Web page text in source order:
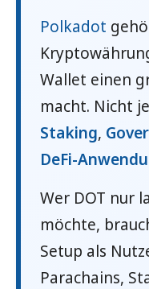
Polkadot
Wallet einen
macht. Nicht
Staking,
DeFi-
Wer DOT nur
möchte,
Setup als
Parachains,